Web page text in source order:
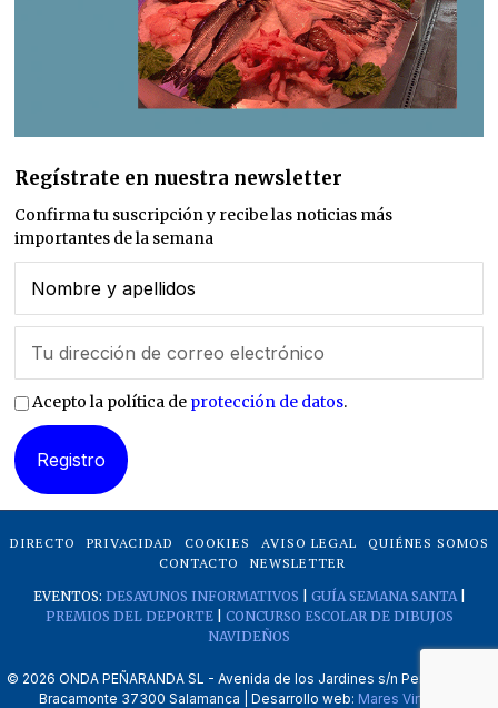
Regístrate en nuestra newsletter
Confirma tu suscripción y recibe las noticias más
importantes de la semana
Acepto la política de protección de datos.
DIRECTO PRIVACIDAD COOKIES AVISO LEGAL
QUIÉNES SOMOS
CONTACTO
NEWSLETTER
EVENTOS: DESAYUNOS INFORMATIVOS GUÍA SEMANA SANTA|
PREMIOS DEL DEPORTE| CONCURSO ESCOLAR DE DIBUJOS
NAVIDEÑOS
© 2026 ONDA PEÑARANDA SL - Avenida de los Jardines s/n Peñaranda de
Bracamonte 37300 Salamanca | Desarrollo web: Mares Virtuales